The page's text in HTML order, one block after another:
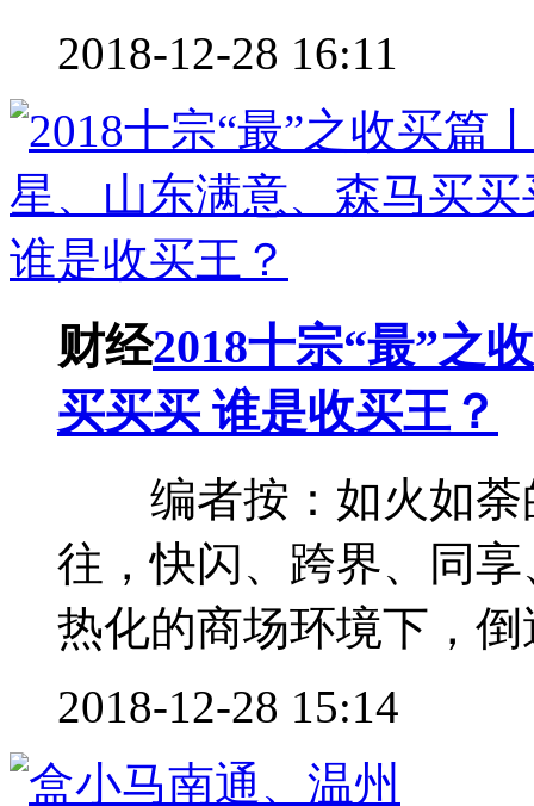
2018-12-28 16:11
财经2018十宗“最”之
买买买 谁是收买王？
编者按：如火如荼
往，快闪、跨界、同
热化的商场环境下，
2018-12-28 15:14